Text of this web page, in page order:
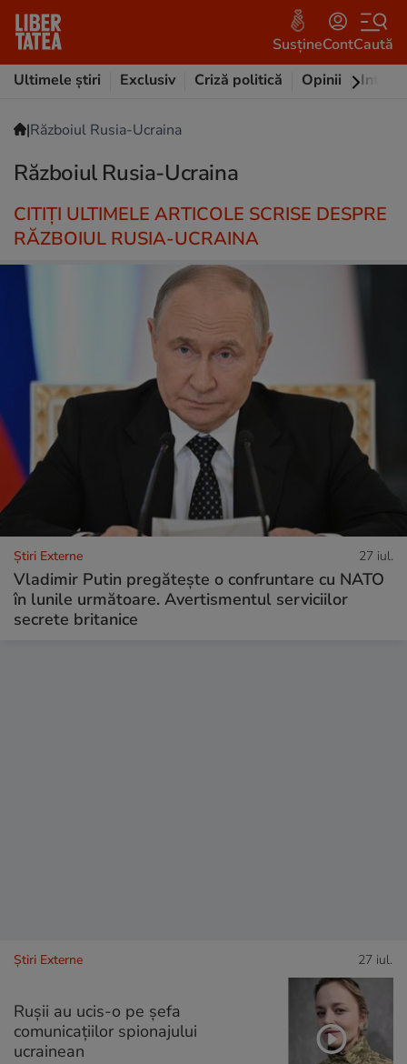
SusțineContCaută
Ultimele știri
Exclusiv Criză politică Opinii
|Războiul Rusia-Ucraina
Războiul Rusia-Ucraina
CITIȚI ULTIMELE ARTICOLE SCRISE DESPRE
RĂZBOIUL RUSIA-UCRAINA
Știri Externe 27 iul.
Vladimir Putin pregătește o confruntare cu NATO
în lunile următoare. Avertismentul serviciilor
secrete britanice
Știri Externe 27 iul.
Rușii au ucis-o pe șefa
comunicațiilor spionajului
ucrainean